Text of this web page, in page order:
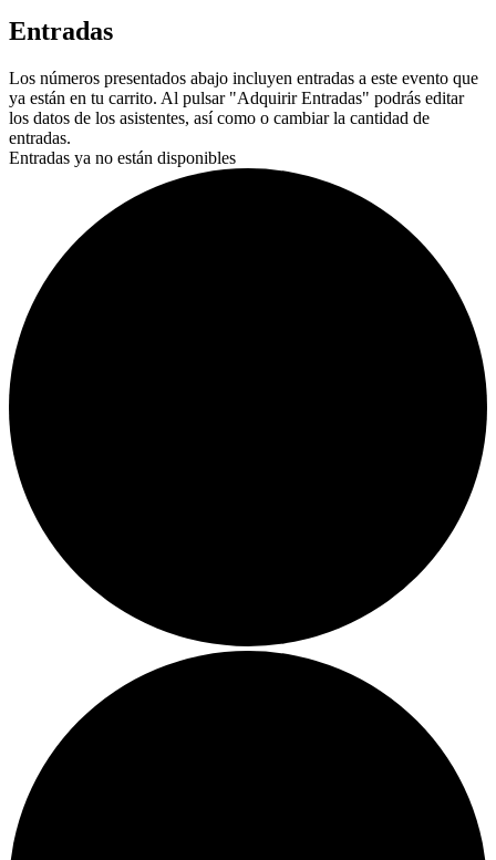
Entradas
Los números presentados abajo incluyen entradas a este evento que
ya están en tu carrito. Al pulsar "Adquirir Entradas" podrás editar
los datos de los asistentes, así como o cambiar la cantidad de
entradas.
Entradas ya no están disponibles